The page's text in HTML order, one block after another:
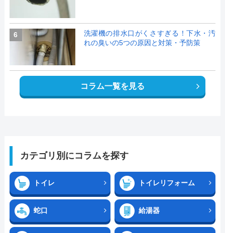
6
洗濯機の排水口がくさすぎる！下水・汚
れの臭いの5つの原因と対策・予防策
コラム一覧を見る
カテゴリ別にコラムを探す
トイレ トイレリフォーム
蛇口 給湯器